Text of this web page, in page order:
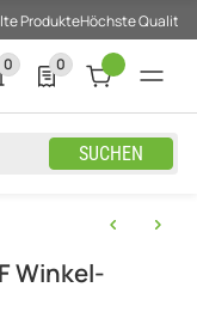
ProdukteHöchste Qualität
SUCHEN
0 Notifizierungen
0
0 Produkte in der
Winkel-